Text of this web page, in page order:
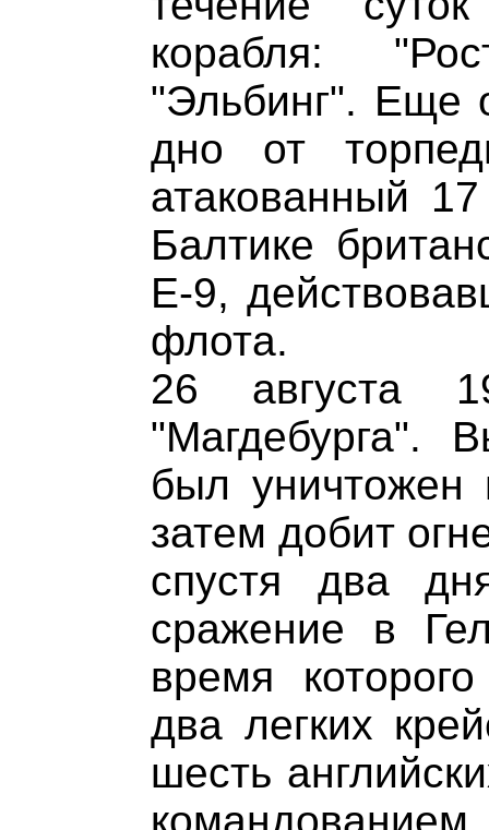
корабля:
"Эльбинг". Еще
дно от
атакованный
Балтике
Е-9,
флота.
26 августа
"Магдебурга".
был уничтожен
затем добит
спустя два
сражение в
время
два легких
шесть